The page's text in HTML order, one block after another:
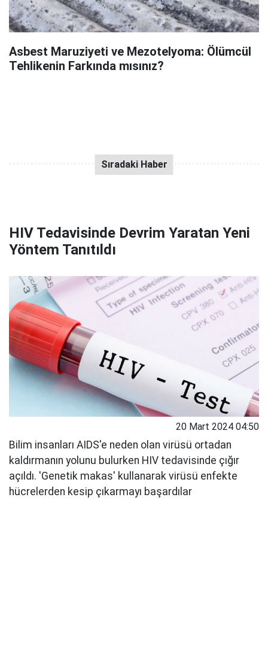
Asbest Maruziyeti ve Mezotelyoma: Ölümcül
Tehlikenin Farkında mısınız?
HIV Tedavisinde Devrim Yaratan Yeni
Yöntem Tanıtıldı
20 Mart 2024 04:50
Bilim insanları AIDS'e neden olan virüsü ortadan
kaldırmanın yolunu bulurken HIV tedavisinde çığır
açıldı. 'Genetik makas' kullanarak virüsü enfekte
hücrelerden kesip çıkarmayı başardılar